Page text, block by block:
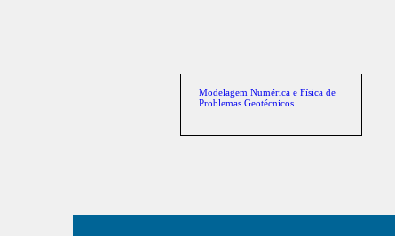
Modelagem Numérica e Física de
Problemas Geotécnicos